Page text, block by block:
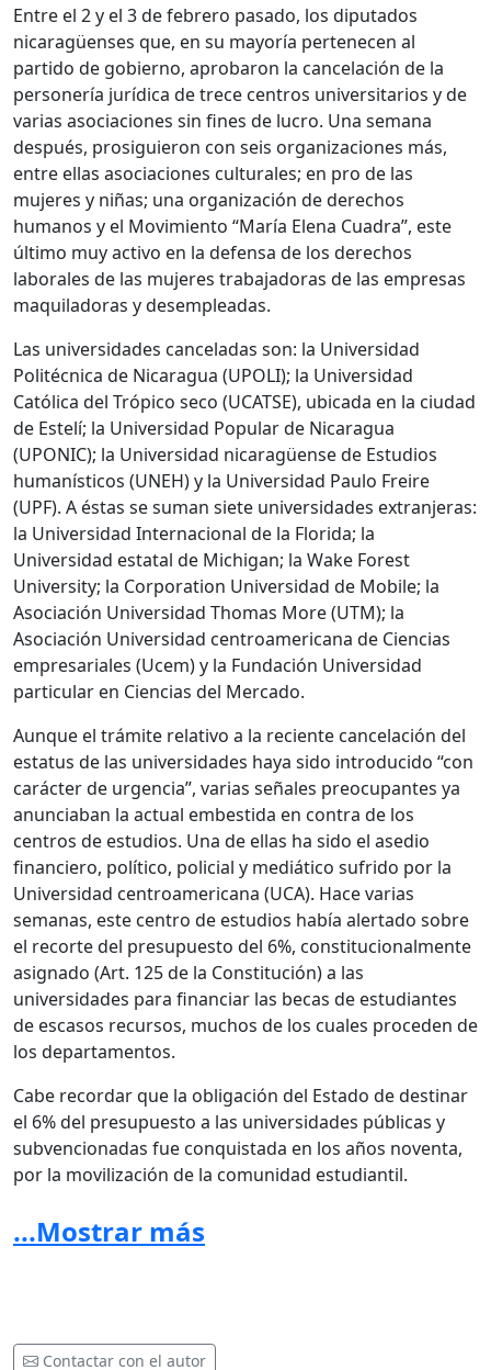
Entre el 2 y el 3 de febrero pasado, los diputados
nicaragüenses que, en su mayoría pertenecen al
partido de gobierno, aprobaron la cancelación de la
personería jurídica de trece centros universitarios y de
varias asociaciones sin fines de lucro. Una semana
después, prosiguieron con seis organizaciones más,
entre ellas asociaciones culturales; en pro de las
mujeres y niñas; una organización de derechos
humanos y el Movimiento “María Elena Cuadra”, este
último muy activo en la defensa de los derechos
laborales de las mujeres trabajadoras de las empresas
maquiladoras y desempleadas.
Las universidades canceladas son: la Universidad
Politécnica de Nicaragua (UPOLI); la Universidad
Católica del Trópico seco (UCATSE), ubicada en la ciudad
de Estelí; la Universidad Popular de Nicaragua
(UPONIC); la Universidad nicaragüense de Estudios
humanísticos (UNEH) y la Universidad Paulo Freire
(UPF). A éstas se suman siete universidades extranjeras:
la Universidad Internacional de la Florida; la
Universidad estatal de Michigan; la Wake Forest
University; la Corporation Universidad de Mobile; la
Asociación Universidad Thomas More (UTM); la
Asociación Universidad centroamericana de Ciencias
empresariales (Ucem) y la Fundación Universidad
particular en Ciencias del Mercado.
Aunque el trámite relativo a la reciente cancelación del
estatus de las universidades haya sido introducido “con
carácter de urgencia”, varias señales preocupantes ya
anunciaban la actual embestida en contra de los
centros de estudios. Una de ellas ha sido el asedio
financiero, político, policial y mediático sufrido por la
Universidad centroamericana (UCA). Hace varias
semanas, este centro de estudios había alertado sobre
el recorte del presupuesto del 6%, constitucionalmente
asignado (Art. 125 de la Constitución) a las
universidades para financiar las becas de estudiantes
de escasos recursos, muchos de los cuales proceden de
los departamentos.
Cabe recordar que la obligación del Estado de destinar
el 6% del presupuesto a las universidades públicas y
subvencionadas fue conquistada en los años noventa,
por la movilización de la comunidad estudiantil.
activamente dichos recortes, se encuentran
exdirigentes estudiantiles afines al partido de gobierno
Las leyes liberticidas (ley de agentes extranjeros, de
...Mostrar más
Contactar con el autor